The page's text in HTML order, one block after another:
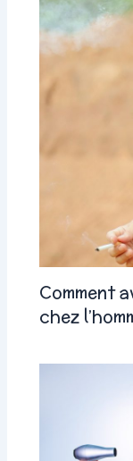
Comment
chez